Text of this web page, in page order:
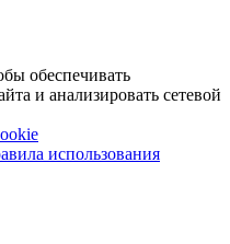
обеспечивать
и анализировать сетевой
использования